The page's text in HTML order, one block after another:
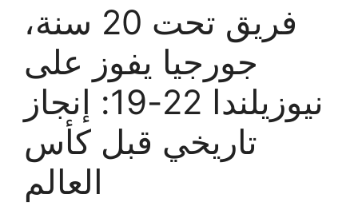
فريق تحت 20 سنة،
جورجيا يفوز على
نيوزيلندا 22-19: إنجاز
تاريخي قبل كأس
العالم